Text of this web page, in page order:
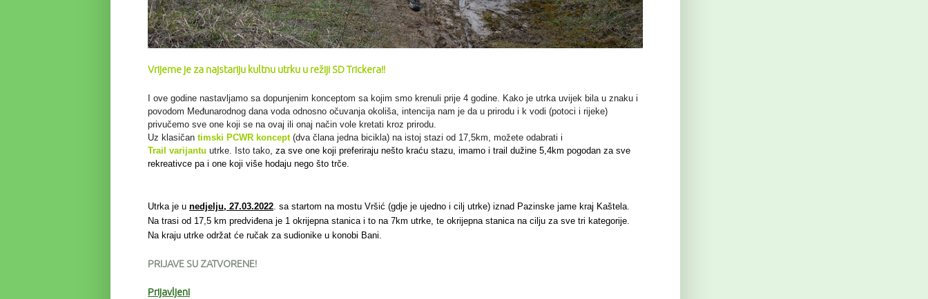
Vrijeme je za najstariju kultnu utrku u režiji SD Trickera!!
I ove godine nastavljamo sa dopunjenim konceptom sa kojim smo krenuli prije 4 godine. Kako je utrka uvijek bila u znaku i
povodom Međunarodnog dana voda odnosno očuvanja okoliša, intencija nam je da u prirodu i k vodi (potoci i rijeke)
privučemo sve one koji se na ovaj ili onaj način vole kretati kroz prirodu.
Uz klasičan timski PCWR koncept(dva člana jedna bicikla) na istoj stazi od 17,5km, možete odabrati i
Trail varijantu utrke. Isto tako , za sve one koji preferiraju nešto kraću stazu, imamo i trail dužine 5,4km pogodan za sve
rekreativce pa i one koji više hodaju nego što trče.
Utrka je u nedjelju, 27.03.2022 . sa startom na mostu Vršić (gdje je ujedno i cilj utrke) iznad Pazinske jame kraj Kaštela.
Na trasi od 17,5 km predviđena je 1 okrijepna stanica i to na 7km utrke, te okrijepna stanica na cilju za sve tri kategorije.
Na kraju utrke održat će ručak za sudionike u konobi Bani.
PRIJAVE SU ZATVORENE!
Prijavljeni